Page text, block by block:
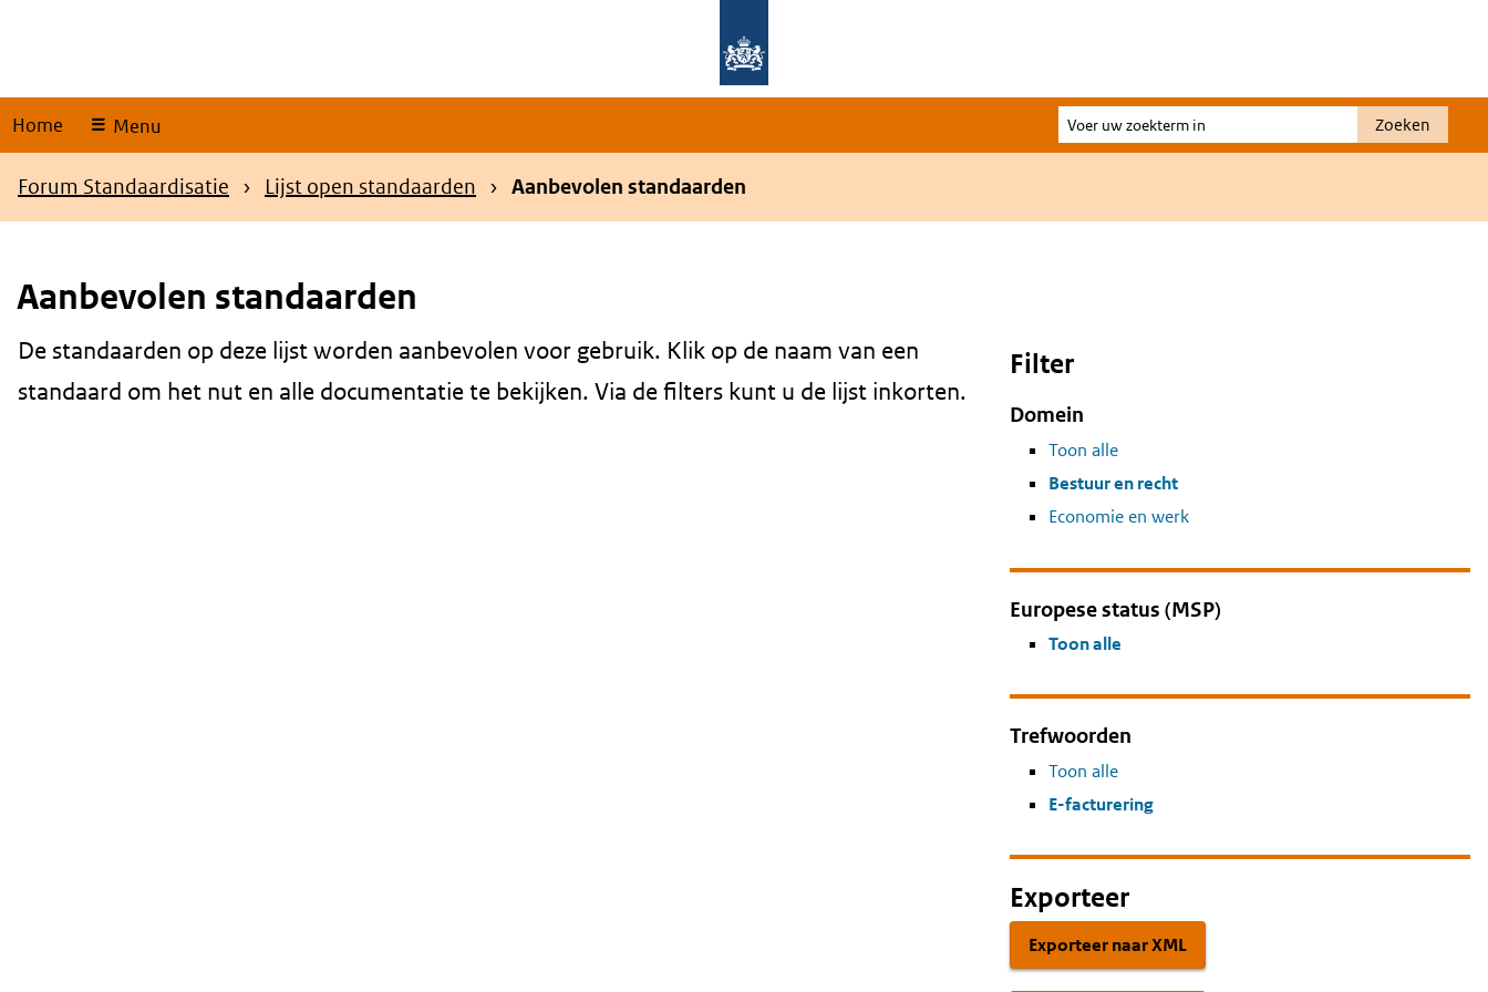
Home Menu
Voer
uw
Zoeken
Kruimelpad
Forum Standaardisatie Lijst open standaarden Aanbevolen standaarden
Aanbevolen standaarden
Content
De standaarden op deze lijst worden aanbevolen voor gebruik. Klik op de naam van een
standaard om het nut en alle documentatie te bekijken. Via de filters kunt u de lijst inkorten.
Filter
Domein
Toon alle
Bestuur en recht
Economie en werk
Europese status (MSP)
Toon alle
Trefwoorden
Toon alle
E-facturering
Exporteer
Exporteer naar XML